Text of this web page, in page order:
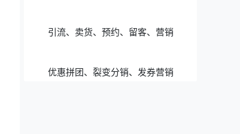
引流、卖货、预约、留客、营销
优惠拼团、裂变分销、发券营销